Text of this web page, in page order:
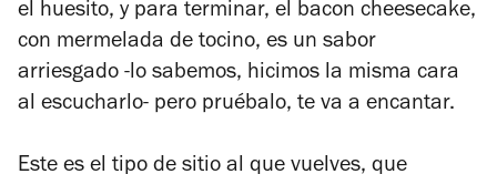
el huesito, y para terminar, el bacon cheesecake,
con mermelada de tocino, es un sabor
arriesgado -lo sabemos, hicimos la misma cara
al escucharlo- pero pruébalo, te va a encantar.
Este es el tipo de sitio al que vuelves, que